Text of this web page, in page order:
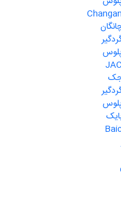
Changan
JAC